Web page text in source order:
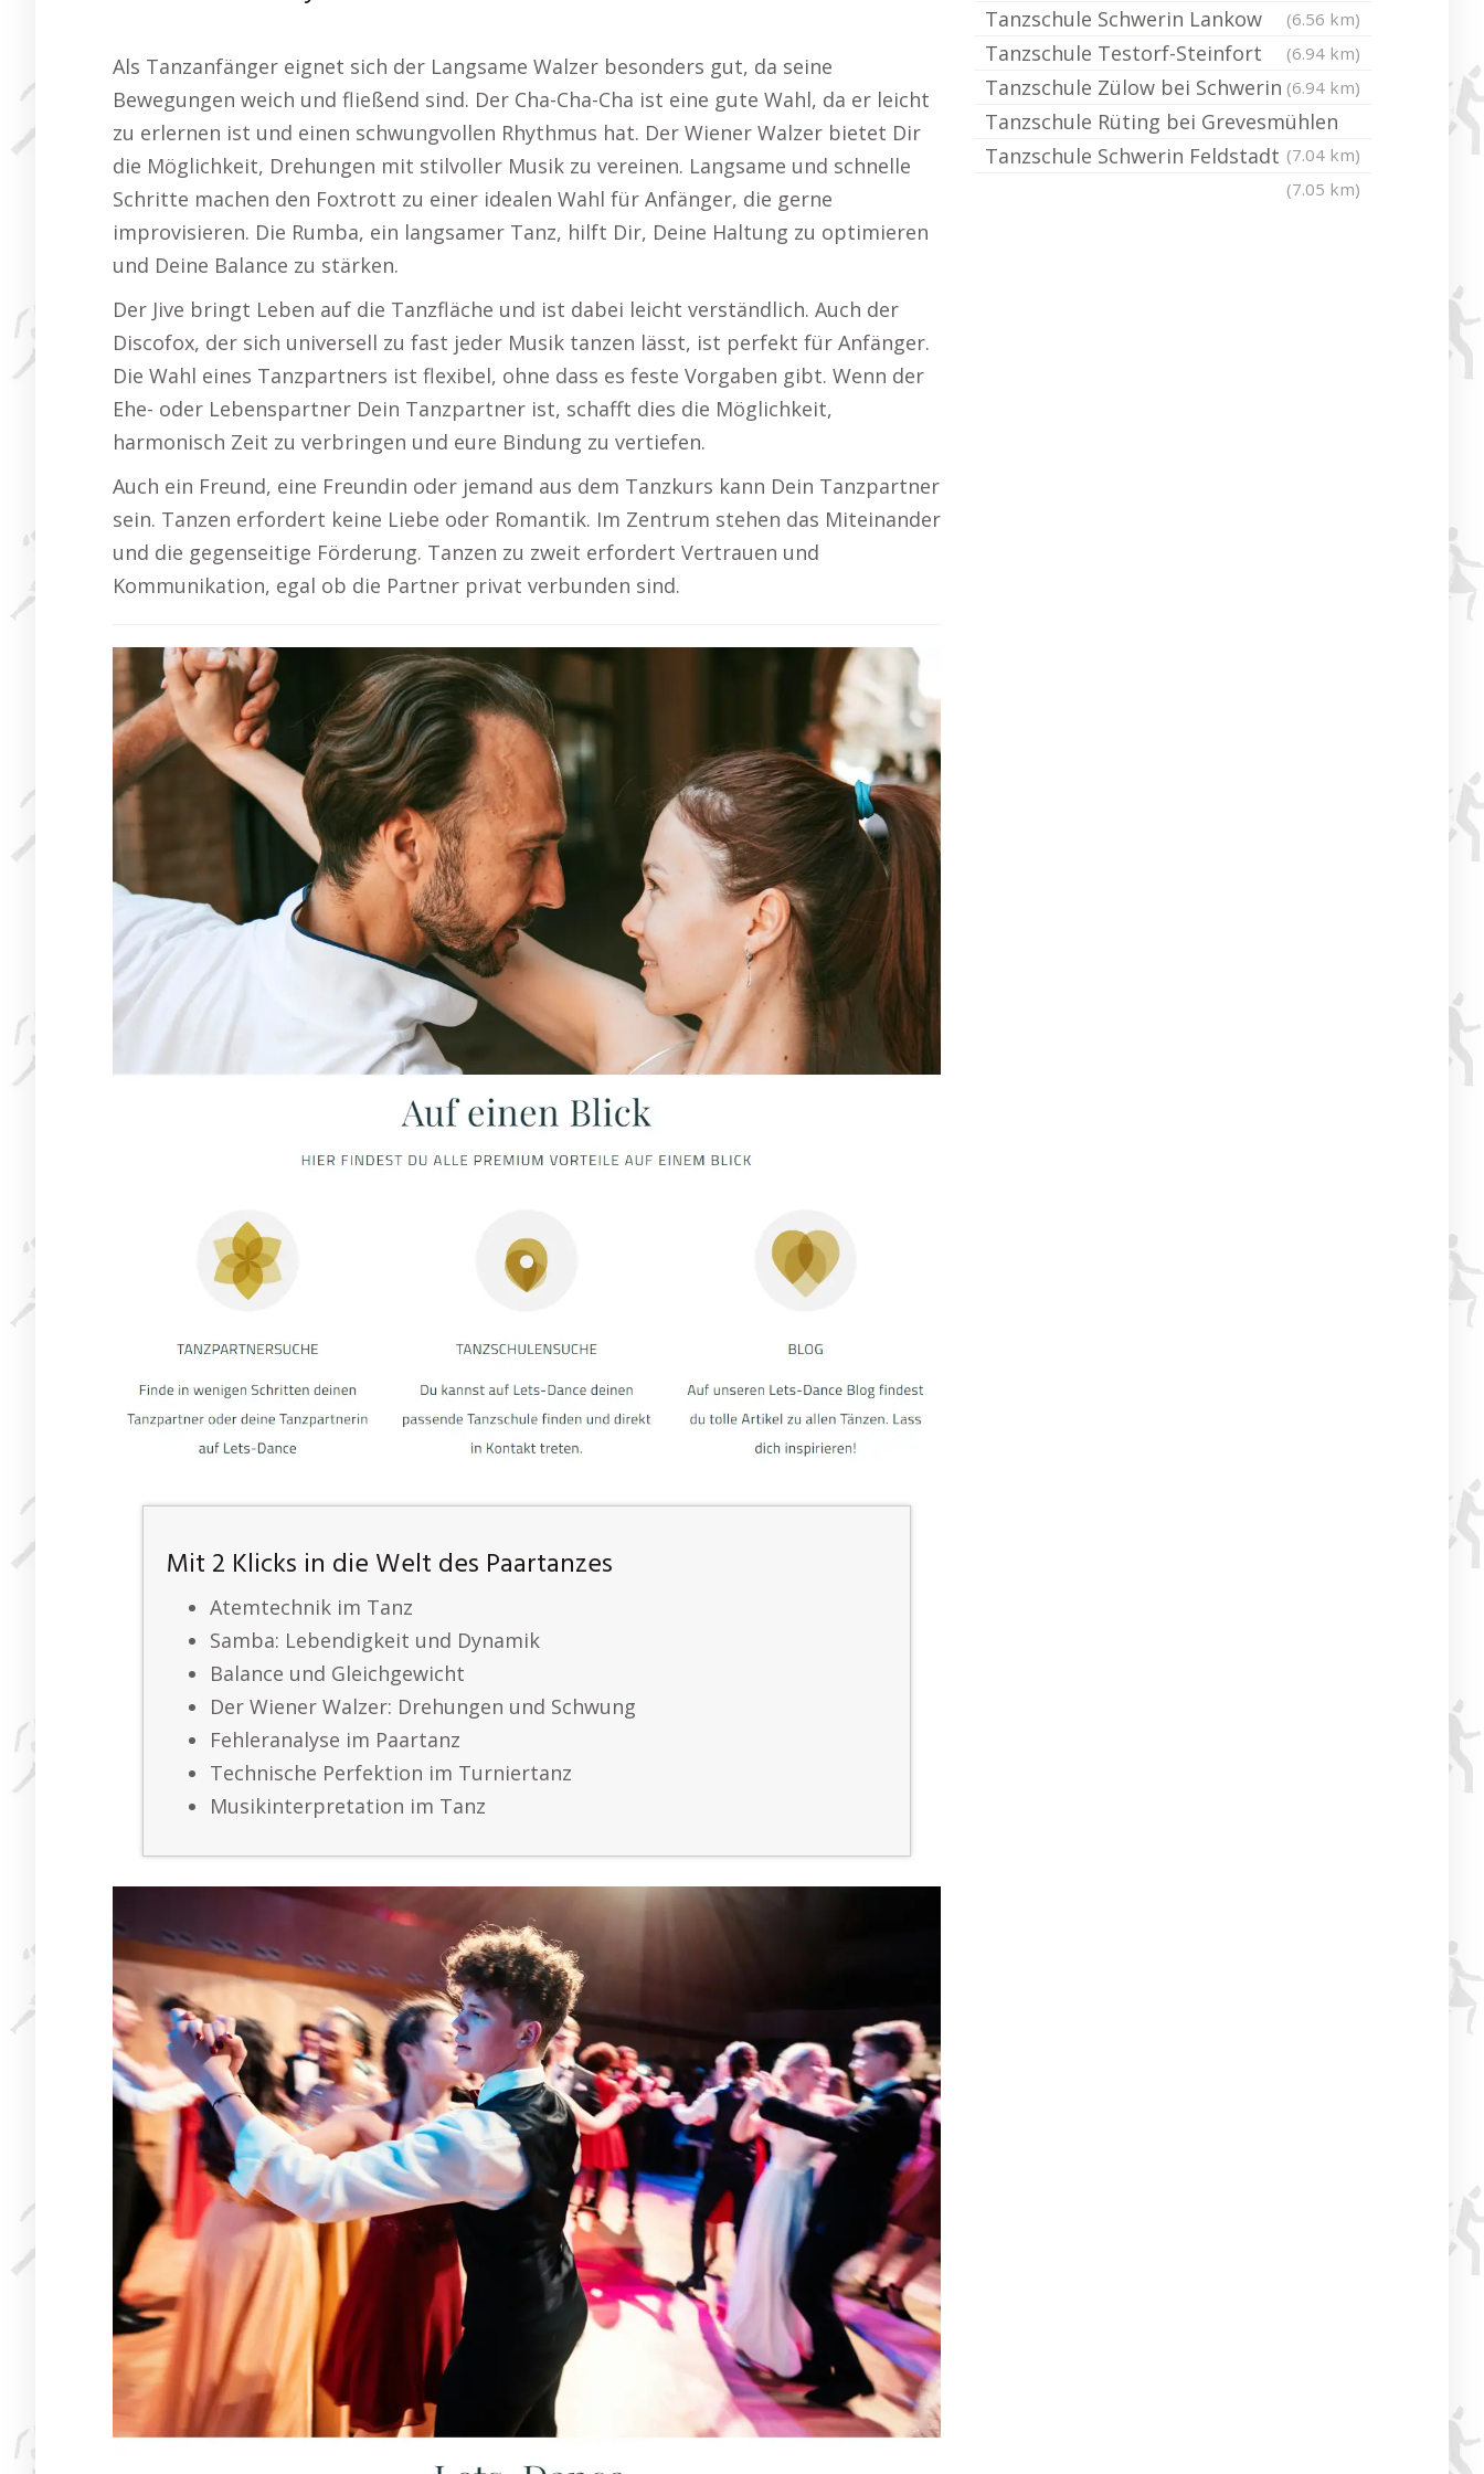
Als Tanzanfänger eignet sich der Langsame Walzer besonders gut, da seine
Bewegungen weich und fließend sind. Der Cha-Cha-Cha ist eine gute Wahl, da er leicht
zu erlernen ist und einen schwungvollen Rhythmus hat. Der Wiener Walzer bietet Dir
die Möglichkeit, Drehungen mit stilvoller Musik zu vereinen. Langsame und schnelle
Schritte machen den Foxtrott zu einer idealen Wahl für Anfänger, die gerne
improvisieren. Die Rumba, ein langsamer Tanz, hilft Dir, Deine Haltung zu optimieren
und Deine Balance zu stärken.
Der Jive bringt Leben auf die Tanzfläche und ist dabei leicht verständlich. Auch der
Discofox, der sich universell zu fast jeder Musik tanzen lässt, ist perfekt für Anfänger.
Die Wahl eines Tanzpartners ist flexibel, ohne dass es feste Vorgaben gibt. Wenn der
Ehe- oder Lebenspartner Dein Tanzpartner ist, schafft dies die Möglichkeit,
harmonisch Zeit zu verbringen und eure Bindung zu vertiefen.
Auch ein Freund, eine Freundin oder jemand aus dem Tanzkurs kann Dein Tanzpartner
sein. Tanzen erfordert keine Liebe oder Romantik. Im Zentrum stehen das Miteinander
und die gegenseitige Förderung. Tanzen zu zweit erfordert Vertrauen und
Kommunikation, egal ob die Partner privat verbunden sind.
Mit 2 Klicks in die Welt des Paartanzes
Atemtechnik im Tanz
Samba: Lebendigkeit und Dynamik
Balance und Gleichgewicht
Der Wiener Walzer: Drehungen und Schwung
Fehleranalyse im Paartanz
Technische Perfektion im Turniertanz
Musikinterpretation im Tanz
Tanzschule Schwerin Lankow (6.56 km)
Tanzschule Testorf-Steinfort (6.94 km)
Tanzschule Zülow bei Schwerin (6.94 km)
Tanzschule Rüting bei Grevesmühlen
(7.04 km)
Tanzschule Schwerin Feldstadt
(7.05 km)